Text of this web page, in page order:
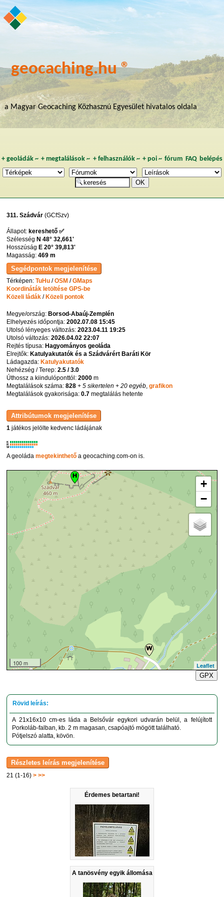
geocaching.hu ®
a Magyar Geocaching Közhasznú Egyesület hivatalos oldala
+ geoládák~ +megtalálások ~ + felhasználók~ + poi~ fórum FAQ belépés
311. Szádvár (GCfSzv)
21 (1-16)> >>
Érdemes betartani!
A tanösvény egyik állomása
Állapot: kereshető ✅
Szélesség N 48° 32,661'
Hosszúság E 20° 39,813'
Magasság:469 m
Térképen:TuHu /OSM /GMaps
Koordináták letöltése GPS-be
Közeli ládák / Közeli pontok
Megye/ország: Borsod-Abaúj-Zemplén
Elhelyezés időpontja:2002.07.08 15:45
Utolsó lényeges változás:2023.04.11 19:25
Utolsó változás:2026.04.02 22:07
Rejtés típusa: Hagyományos geoláda
Elrejtők: Katulyakutatók és a Szádvárért Baráti Kör
Ládagazda: Katulyakutatók
Nehézség / Terep:2.5 / 3.0
Úthossz a kiindulóponttól:2000 m
Megtalálások száma:828 + 5 sikertelen + 20 egyéb,grafikon
Megtalálások gyakorisága:0.7 megtalálás hetente
1 játékos jelölte kedvenc ládájának
K
R
W
A geoládamegtekinthető a geocaching.com-on is.
+
−
100 m
Leaflet
GPX
A 21x16x10 cm-es láda a Belsővár egykori udvarán belül, a felújított
Porkoláb-falban, kb. 2 m magasan, csapóajtó mögött található.
Pótjelszó alatta, kövön.